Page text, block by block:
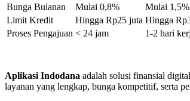
Bunga Bulanan
Mulai 0,8% Mulai 1,5%
Limit Kredit
Hingga Rp25 juta Hingga
Proses Pengajuan < 24 jam 1-2 hari
Aplikasi Indodana adalah solusi finansial
layanan yang lengkap, bunga kompetitif, serta